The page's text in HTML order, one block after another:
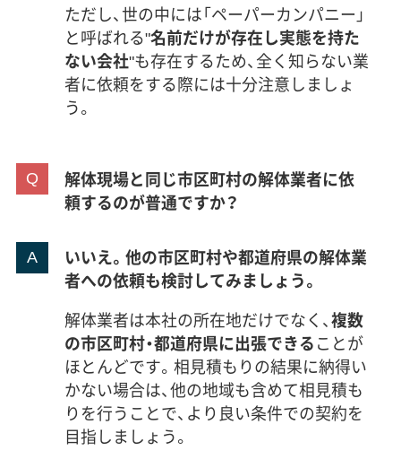
ただし、世の中には「ペーパーカンパニー」
と呼ばれる"名前だけが存在し実態を持た
ない会社"も存在するため、全く知らない業
者に依頼をする際には十分注意しましょ
う。
解体現場と同じ市区町村の解体業者に依
頼するのが普通ですか？
いいえ。他の市区町村や都道府県の解体業
者への依頼も検討してみましょう。
解体業者は本社の所在地だけでなく、複数
の市区町村・都道府県に出張できることが
ほとんどです。相見積もりの結果に納得い
かない場合は、他の地域も含めて相見積も
りを行うことで、より良い条件での契約を
目指しましょう。